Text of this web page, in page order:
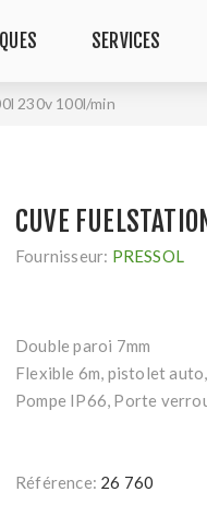
SERVICES
230v 100l/min
CUVE
Fournisseur: PRESSOL
Double paroi 7mm
Flexible 6m, pistolet
Pompe IP66, Porte
Référence: 26 760